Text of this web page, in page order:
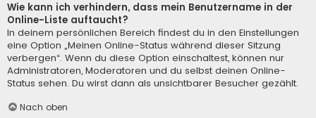
Wie kann ich verhindern, dass mein Benutzername in der
Online-Liste auftaucht?
In deinem persönlichen Bereich findest du in den Einstellungen
eine Option „Meinen Online-Status während dieser Sitzung
verbergen“. Wenn du diese Option einschaltest, können nur
Administratoren, Moderatoren und du selbst deinen Online-
Status sehen. Du wirst dann als unsichtbarer Besucher gezählt.
Nach oben